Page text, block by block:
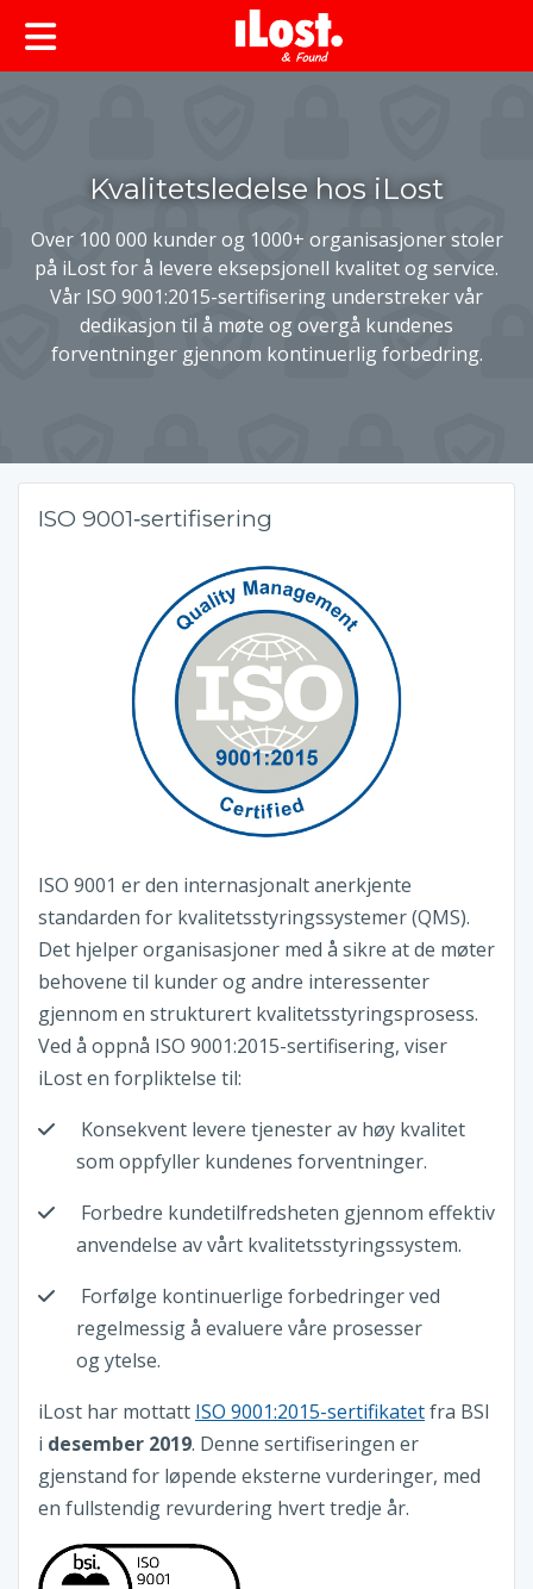
Kvalitetsledelse hos iLost
Over 100 000 kunder og 1000+ organisasjoner stoler
på iLost for å levere eksepsjonell kvalitet og service.
Vår ISO 9001:2015-sertifisering understreker vår
dedikasjon til å møte og overgå kundenes
forventninger gjennom kontinuerlig forbedring.
ISO 9001‑sertifisering
ISO 9001 er den internasjonalt anerkjente
standarden for kvalitetsstyringssystemer (QMS).
Det hjelper organisasjoner med å sikre at de møter
behovene til kunder og andre interessenter
gjennom en strukturert kvalitetsstyringsprosess.
Ved å oppnå ISO 9001:2015-sertifisering, viser
iLost en forpliktelse til:
Konsekvent levere tjenester av høy kvalitet
som oppfyller kundenes forventninger.
Forbedre kundetilfredsheten gjennom effektiv
anvendelse av vårt kvalitetsstyringssystem.
Forfølge kontinuerlige forbedringer ved
regelmessig å evaluere våre prosesser
og ytelse.
iLost har mottatt ISO 9001:2015-sertifikatetfra BSI
i desember 2019. Denne sertifiseringen er
gjenstand for løpende eksterne vurderinger, med
en fullstendig revurdering hvert tredje år.